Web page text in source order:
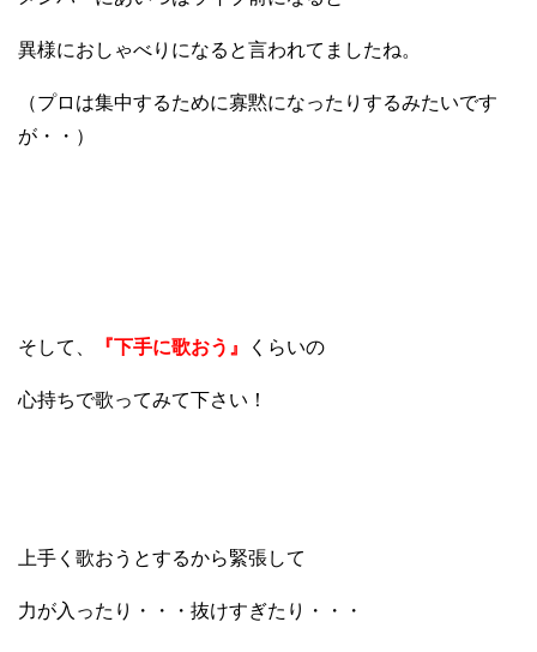
異様におしゃべりになると言われてましたね。
（プロは集中するために寡黙になったりするみたいです
が・・）
そして、 『下手に歌おう』 くらいの
心持ちで歌ってみて下さい！
上手く歌おうとするから緊張して
力が入ったり・・・抜けすぎたり・・・